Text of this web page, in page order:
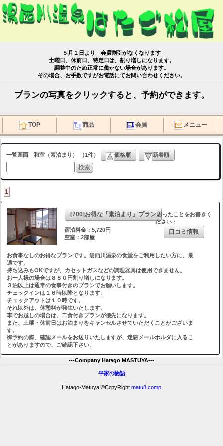
５月１日より 会員割引がなくなります
土曜日、休前日、特定日は、割り増しになります。
調整中のため正常に働かない場合があります。
その場合、お手数ですがお電話にてお問い合わせください。
プランの写真をクリックすると、予約ができます。
TOP 商品 会員 メニュー
一覧画面 和室（素泊まり） （1件） 価格順 新着順
1
[700]お得な「素泊まり」プラン
宿泊料金：5,720円
空室：2部屋
思ったことをお書きく
ださい：
口コミ情報
お食事なしのお得なプランです。湯西川温泉の食堂をご利用したい方に、最
適です。
持ち込みもOKですが、カセットガスなどの調理器具は使用できません。
お一人様の場合は８８０円割り増しになります。
３泊以上は通常の食事付きのプランでお願いします。
チェックインは１６時以降となります。
チェックアウトは１０時です。
それ以外は、休憩料が発生いたします。
車でお越しの場合は、二食付きプランが優先になります。
また、土曜・休前日はお泊まりをキャンセルさせていただくことがございま
す。
御予約の際、確認メールをお送りいたしますが、迷惑メールホルダに入るこ
とがありますので、ご確認下さい。
---Company Hatago MASTUYA---
平家の物語
Hatago-MatuyaI©CopyRight matu8.comp